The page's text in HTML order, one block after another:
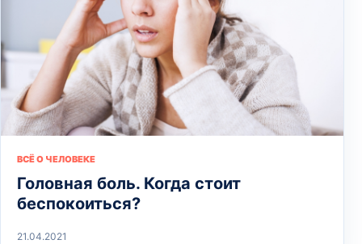
ВСЁ О ЧЕЛОВЕКЕ
Головная боль. Когда стоит
беспокоиться?
21.04.2021